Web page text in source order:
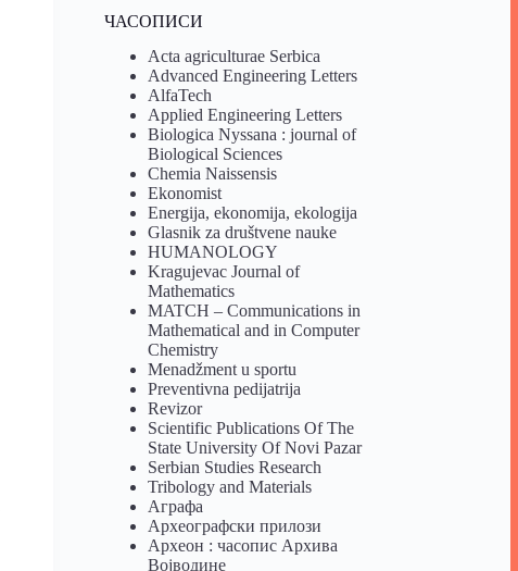
ЧАСОПИСИ
Acta agriculturae Serbica
Advanced Engineering Letters
AlfaTech
Applied Engineering Letters
Biologica Nyssana : journal of
Biological Sciences
Chemia Naissensis
Ekonomist
Energija, ekonomija, ekologija
Glasnik za društvene nauke
HUMANOLOGY
Kragujevac Journal of
Mathematics
MATCH – Communications in
Mathematical and in Computer
Chemistry
Menadžment u sportu
Preventivna pedijatrija
Revizor
Scientific Publications Of The
State University Of Novi Pazar
Serbian Studies Research
Tribology and Materials
Аграфа
Археографски прилози
Археон : часопис Архива
Војводине